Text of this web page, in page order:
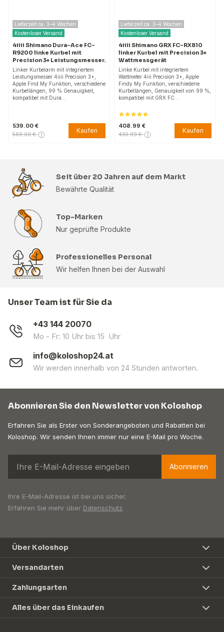
Lieferzeit ca. 3–4 Wochen
Kostenloser Versand
4iiii Shimano Dura-Ace FC-
R9200 linke Kurbel mit
Precision 3+ Leistungsmesser.
Linker Kurbelarm mit integriertem
Leistungsmesser 4iiii Precision 3+,
Apple Find My Funktion, verschiedene
Kurbellängen, 99 % Genauigkeit,
kompatibel mit Dura…
539.00 €
569.00 € Kaufen
Lieferzeit ca. 3–4 Wochen
Kostenloser Versand
4iiii Shimano GRX FC-RX810
linker Kurbel mit Precision 3+
Wattmessgerät
Linke Kurbel mit integriertem
Wattmeter 4iii Precision 3+, Apple
Findy My Funktion, verschiedene
Kurbellängen, Genauigkeit von 99 %,
kompatibel mit GRX FC…
408.99 €
430.99 € Kaufen
Seit über 20 Jahren auf dem Markt
Bewährte Qualität
Top-Marken
Nur geprüfte Produkte
Professionelles Personal
Wir helfen Ihnen bei der Auswahl
Unser Team ist für Sie da
+43 144 20070
Mo - Fr: 10 Uhr bis 15 Uhr
info@koloshop24.at
Wir werden innerhalb von 24 Stunden antworten.
Abonnieren Sie den Newsletter von Koloshop
Erfahren Sie als Erster von Sonderangeboten und Rabatten bei
Koloshop. Wir senden Ihnen immer nur eine E-Mail pro Woche.
Abonnieren
Ihre E-Mail-Adresse ist bei uns sicher.
Erfahren Sie mehr über Datenschutz.
Über Koloshop
Versandarten
Zahlungsarten
Alles über das Einkaufen